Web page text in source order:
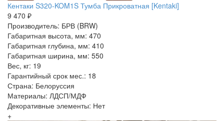
Кентаки S320-KOM1S Тумба Прикроватная [Kentaki]
9 470 ₽
Производитель: БРВ (BRW)
Габаритная высота, мм: 470
Габаритная глубина, мм: 410
Габаритная ширина, мм: 550
Вес, кг: 19
Гарантийный срок мес.: 18
Страна: Белоруссия
Материалы: ЛДСП/МДФ
Декоративные элементы: Нет
+